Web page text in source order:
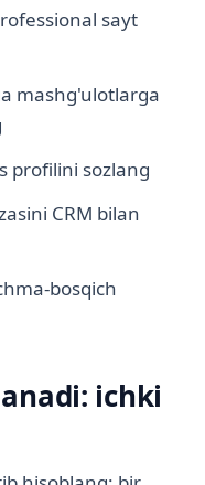
sayt
mashg'ulotlarga
profilini sozlang
CRM bilan
bosqich
ichki